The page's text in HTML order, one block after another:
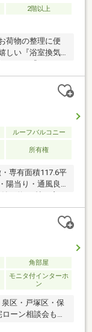
2階以上
荷物の整理に便
しい『浴室換気
心して荷物のお
周辺施設・『横浜
170ｍ)・『横浜
約600ｍ)・『ス
ルーフバルコニー
所有権
専有面積117.6平
陽当り・通風良
に収納有・LD含
備・浴室乾燥機
】キッチン、
ッドタイル
200m)■ ご希望
・・・物件
せください。
角部屋
モニタ付インターホ
ン
区・戸塚区・保
ーン相談会も随